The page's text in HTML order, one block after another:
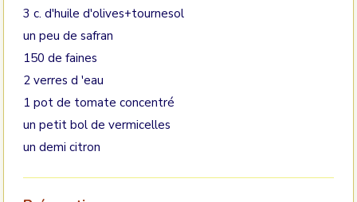
3 c. d'huile d'olives+tournesol
un peu de safran
150 de faines
2 verres d 'eau
1 pot de tomate concentré
un petit bol de vermicelles
un demi citron